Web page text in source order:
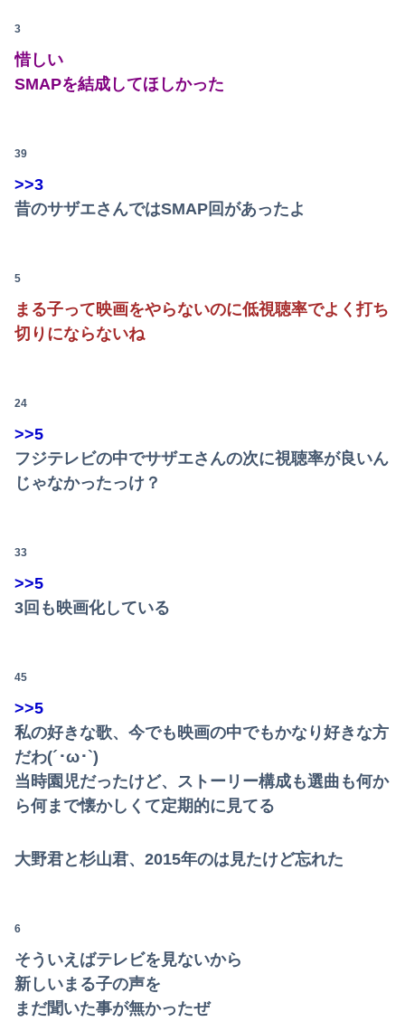
【悲報】日本人、バカかもしれない。食品消費税減税（8%→1%）に93.2%の国民が賛成してしまう
【動画】えちえちﾃﾞｶﾊﾟｲJD2人組、川遊び中にチャラ男にナンパされるｗｗｗｗｗｗｗｗｗｗｗｗｗｗｗｗ
AmazonのアツさMax！心も踊る「マンガ毎週末セール（50%還元）」2日目襲来！
3
惜しい
SMAPを結成してほしかった
39
>>3
昔のサザエさんではSMAP回があったよ
5
まる子って映画をやらないのに低視聴率でよく打ち
切りにならないね
24
>>5
フジテレビの中でサザエさんの次に視聴率が良いん
じゃなかったっけ？
33
>>5
3回も映画化している
45
>>5
私の好きな歌、今でも映画の中でもかなり好きな方
だわ(´･ω･`)
当時園児だったけど、ストーリー構成も選曲も何か
ら何まで懐かしくて定期的に見てる
大野君と杉山君、2015年のは見たけど忘れた
6
そういえばテレビを見ないから
新しいまる子の声を
まだ聞いた事が無かったぜ